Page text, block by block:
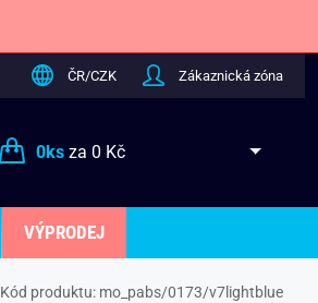
ČR/CZK Zákaznická zóna
0ksza 0 Kč
VÝPRODEJ
Kód produktu: mo_pabs/0173/v7lightblue